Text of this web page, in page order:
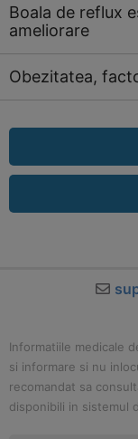
Boala de reflux
ameliorare
Obezitatea,
Informatiile medicale
si informare si nu
recomandat sa
disponibili in sistemul